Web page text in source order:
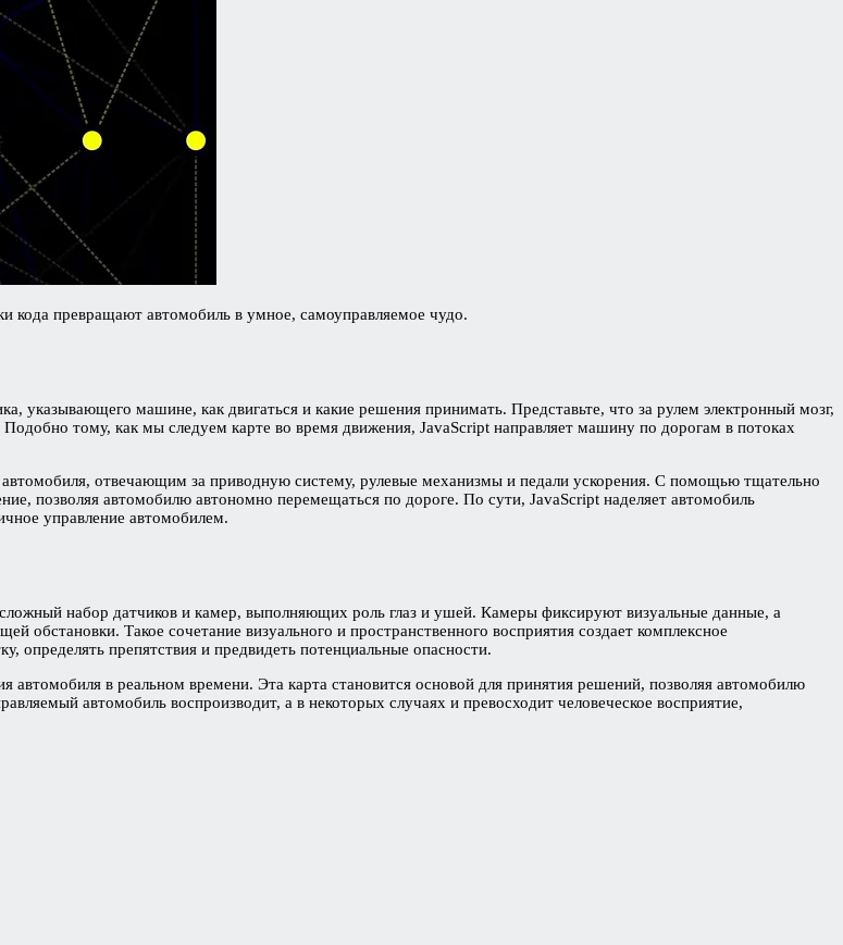
кода превращают автомобиль в умное, самоуправляемое чудо.
указывающего машине, как двигаться и какие решения принимать. Представьте, что за рулем электронный мозг,
тому, как мы следуем карте во время движения, JavaScript направляет машину по дорогам в потоках
отвечающим за приводную систему, рулевые механизмы и педали ускорения. С помощью тщательно
позволяя автомобилю автономно перемещаться по дороге. По сути, JavaScript наделяет автомобиль
управление автомобилем.
набор датчиков и камер, выполняющих роль глаз и ушей. Камеры фиксируют визуальные данные, а
обстановки. Такое сочетание визуального и пространственного восприятия создает комплексное
определять препятствия и предвидеть потенциальные опасности.
в реальном времени. Эта карта становится основой для принятия решений, позволяя автомобилю
автомобиль воспроизводит, а в некоторых случаях и превосходит человеческое восприятие,